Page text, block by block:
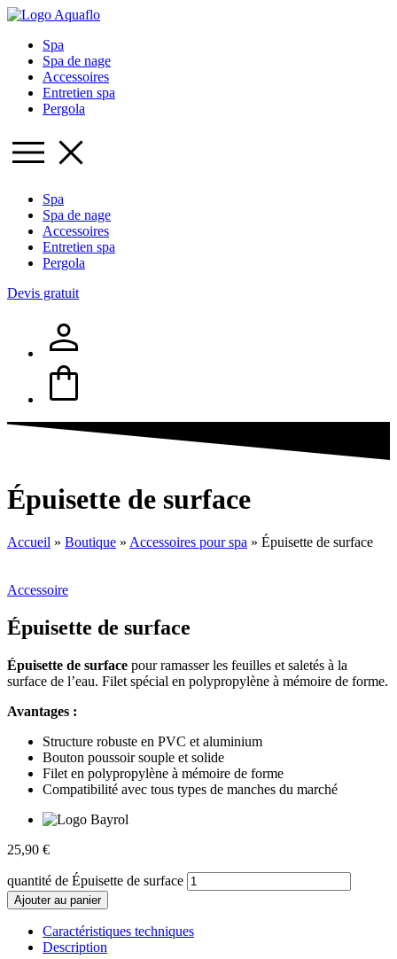
Spa
Spa de nage
Accessoires
Entretien spa
Pergola
Spa
Spa de nage
Accessoires
Entretien spa
Pergola
Devis gratuit
Épuisette de surface
Accueil » Boutique » Accessoires pour spa » Épuisette de surface
Accessoire
Épuisette de surface
Épuisette de surface pour ramasser les feuilles et saletés à la
surface de l’eau. Filet spécial en polypropylène à mémoire de forme.
Avantages :
Structure robuste en PVC et aluminium
Bouton poussoir souple et solide
Filet en polypropylène à mémoire de forme
Compatibilité avec tous types de manches du marché
25,90 €
quantité de Épuisette de surface
Ajouter au panier
Caractéristiques techniques
Description